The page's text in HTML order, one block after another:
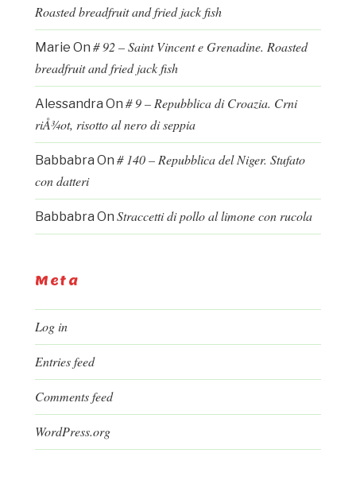
Roasted breadfruit and fried jack fish
Marie On # 92 – Saint Vincent e Grenadine. Roasted
breadfruit and fried jack fish
Alessandra On # 9 – Repubblica di Croazia. Crni
riÅ¾ot, risotto al nero di seppia
Babbabra On # 140 – Repubblica del Niger. Stufato
con datteri
Babbabra On Straccetti di pollo al limone con rucola
Meta
Log in
Entries feed
Comments feed
WordPress.org